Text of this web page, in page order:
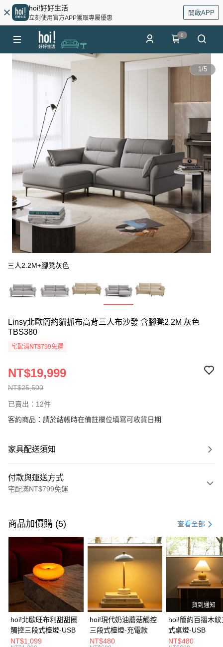
hoi!好好生活
立刻使用官方APP獲取專屬優惠
開啟APP
0
1/5
三人2.2M+腳凳灰色
Linsy北歐簡約貓抓布高背三人布沙發 含腳凳2.2M 灰色
TBS380
宅配滿NT$799免運
NT$25,500
NT$19,999
已賣出：12件
客約商品：請於結帳時在備註欄位填寫可收貨日期
家具配送須知
付款與運送方式
宅配滿NT$799免運
信用卡一次付款
信用卡分期付款
3 期 0 利率 每期 21家銀行
合作金庫商業銀行
第一商業銀行
華南商業銀行
彰化商業銀行
上海商業儲蓄銀行
台北富邦商業銀行
國泰世華商業銀行
兆豐國際商業銀行
臺灣中小企業銀行
台中商業銀行
匯豐（台灣）商業銀行
華泰商業銀行
聯邦商業銀行
遠東國際商業銀行
6 期 0 利率 每期NT$3,333 21家銀行
合作金庫商業銀行
第一商業銀行
華南商業銀行
彰化商業銀行
上海商業儲蓄銀行
台北富邦商業銀行
國泰世華商業銀行
兆豐國際商業銀行
臺灣中小企業銀行
台中商業銀行
匯豐（台灣）商業銀行
LINE Pay
Apple Pay
街口支付
商品加價購 (5) 查看全部
hoi!北歐旺布利甜甜圈
觸控三段式檯燈-USB
NT$1,099
hoi!現代奶油蘑菇觸控
三段式檯燈-充電款
NT$480
貨到通知
hoi!簡約百摺木
式桌燈-USB
NT$480